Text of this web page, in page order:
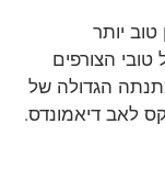
טוב יותר
הצורפים
הגדולה של
לאב דיאמונדס.